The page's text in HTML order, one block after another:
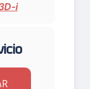
i